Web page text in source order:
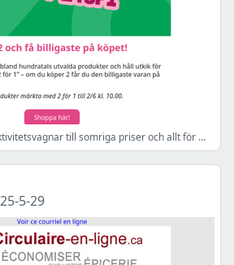
Regnkläder från 99 kr, aktivitetsvagnar till somriga priser och allt för maxad ute & innelek! 🌤️
5-29